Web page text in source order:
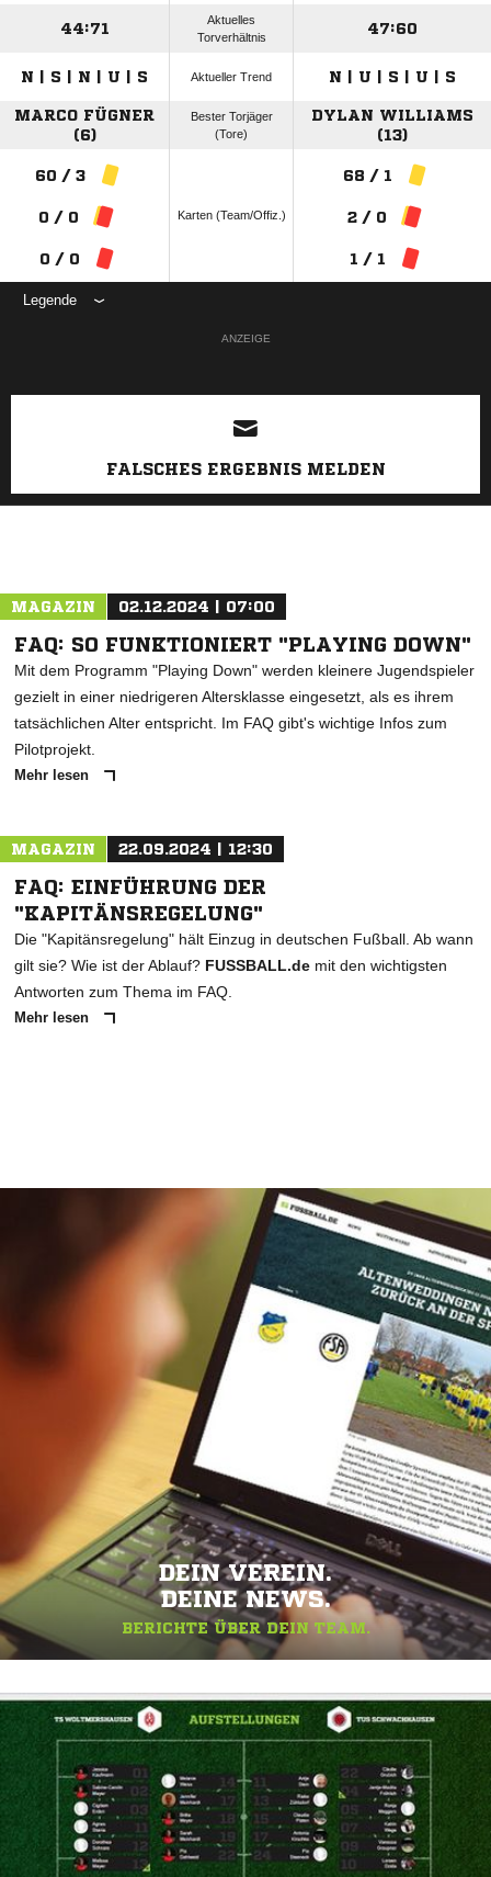
44:71
Aktuelles
Torverhältnis
47:60
N | S | N | U | S Aktueller Trend N | U | S | U | S
MARCO FÜGNER
(6)
Bester Torjäger
(Tore)
DYLAN WILLIAMS
(13)
60 / 3
0 / 0
0 / 0
Karten (Team/Offiz.)
68 / 1
2 / 0
1 / 1
Legende
ANZEIGE
FALSCHES ERGEBNIS MELDEN
MAGAZIN 02.12.2024 | 07:00
FAQ: SO FUNKTIONIERT "PLAYING DOWN"
Mit dem Programm "Playing Down" werden kleinere Jugendspieler
gezielt in einer niedrigeren Altersklasse eingesetzt, als es ihrem
tatsächlichen Alter entspricht. Im FAQ gibt's wichtige Infos zum
Pilotprojekt.
Mehr lesen
MAGAZIN 22.09.2024 | 12:30
FAQ: EINFÜHRUNG DER
"KAPITÄNSREGELUNG"
Die "Kapitänsregelung" hält Einzug in deutschen Fußball. Ab wann
gilt sie? Wie ist der Ablauf? FUSSBALL.de mit den wichtigsten
Antworten zum Thema im FAQ.
Mehr lesen
DEIN VEREIN.
DEINE NEWS.
BERICHTE ÜBER DEIN TEAM.